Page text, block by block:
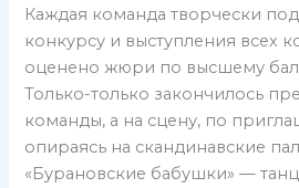
Каждая команда творчески
конкурсу и выступления всех
оценено жюри по высшему
Только-только закончилось
команды, а на сцену, по
опираясь на скандинавские
«Бурановские бабушки» —